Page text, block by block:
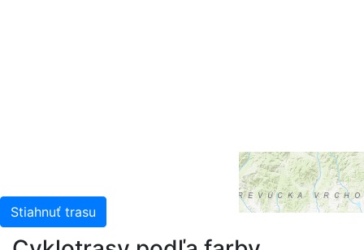
Stiahnuť trasu